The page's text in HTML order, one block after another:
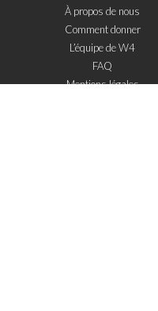
À propos de nous
Comment donner
L’équipe de W4
FAQ
Mentions légales